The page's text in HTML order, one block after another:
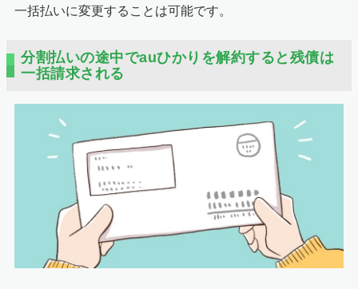
一括払いに変更することは可能です。
分割払いの途中でauひかりを解約すると残債は
一括請求される